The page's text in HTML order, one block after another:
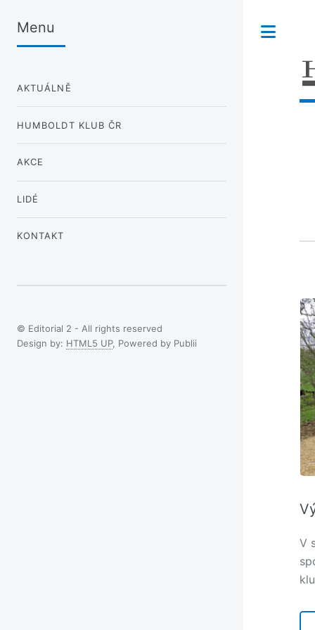
V
Menu
AKTUÁLNĚ
HUMBOLDT KLUB ČR
AKCE
LIDÉ
KONTAKT
© Editorial 2 - All rights reserved
Design by: HTML5 UP, Powered by Publii